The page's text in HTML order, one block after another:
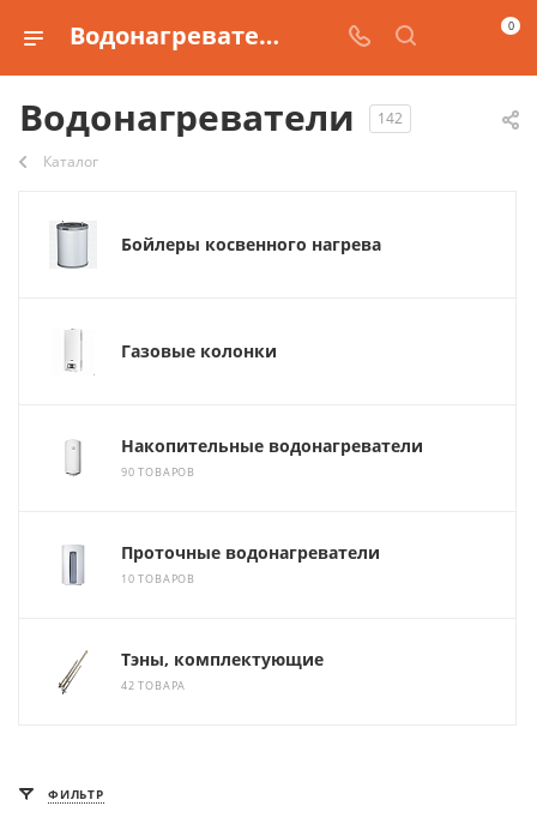
Водонагреватели, бойлеры, тэны 0
Водонагреватели 142
Каталог
Бойлеры косвенного нагрева
Газовые колонки
Накопительные водонагреватели
90 ТОВАРОВ
Проточные водонагреватели
10 ТОВАРОВ
Тэны, комплектующие
42 ТОВАРА
ФИЛЬТР